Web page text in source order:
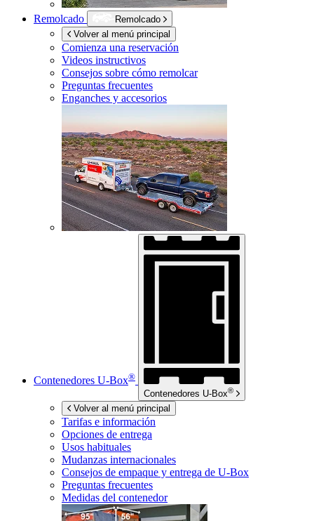
Remolcado
Remolcado
Volver al menú principal
Comienza una reservación
Videos instructivos
Consejos sobre cómo remolcar
Preguntas frecuentes
Enganches y accesorios
Contenedores U-Box®
Contenedores U-Box®
Volver al menú principal
Tarifas e información
Opciones de entrega
Usos habituales
Mudanzas internacionales
Consejos de empaque y entrega de U-Box
Preguntas frecuentes
Medidas del contenedor